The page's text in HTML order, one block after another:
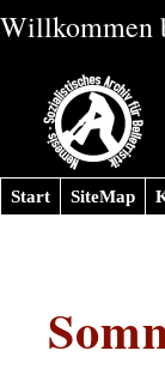
Willkommen
Start SiteMap